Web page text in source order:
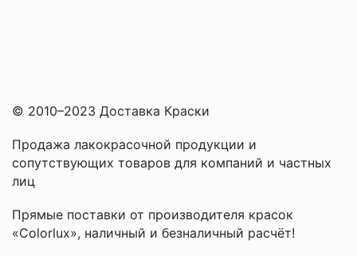
© 2010–2023 Доставка Краски
Продажа лакокрасочной продукции и
сопутствующих товаров для компаний и частных
лиц
Прямые поставки от производителя красок
«Colorlux», наличный и безналичный расчёт!